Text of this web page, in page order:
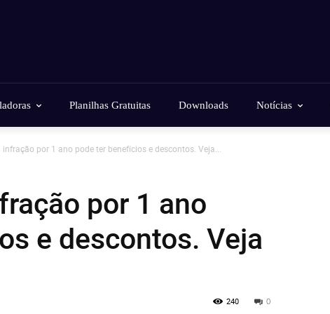
Planilhas Gratuitas Downloads Notícias
por 1 ano pode ter benefícios e descontos. Veja...
por 1 ano
e descontos. Veja
0
240